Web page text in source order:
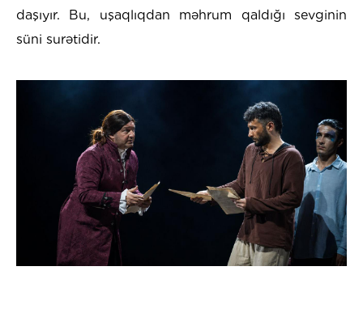
daşıyır. Bu, uşaqlıqdan məhrum qaldığı sevginin
süni surətidir.